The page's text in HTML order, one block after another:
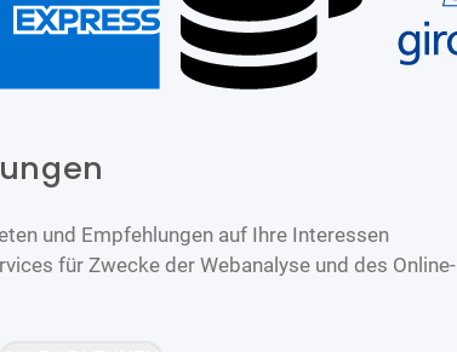
und Empfehlungen auf Ihre Interessen
für Zwecke der Webanalyse und des Online-